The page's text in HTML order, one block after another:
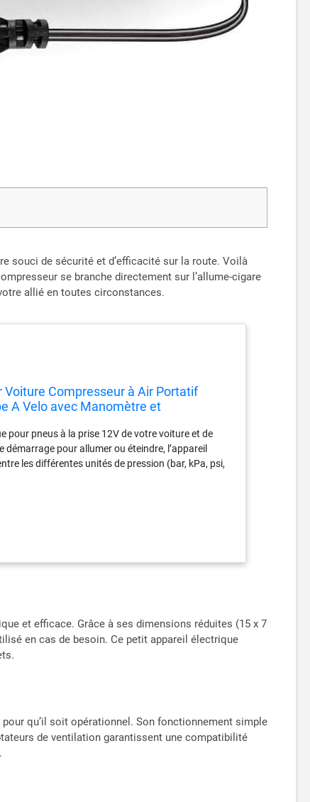
souci de sécurité et d’efficacité sur la route. Voilà
se branche directement sur l’allume-cigare
allié en toutes circonstances.
Compresseur à Air Portatif
A Velo avec Manomètre et
pour pneus à la prise 12V de votre voiture et de
pour allumer ou éteindre, l’appareil
les différentes unités de pression (bar, kPa, psi,
un pneu de voiture 195 / 65R15 de 0 à 35 psi en
compatibles avec vous pneus de voiture,
les jouets de piscine, les balles de basket-ball,
nous fournirons un nouveau remplacement ou
rencontrez des problèmes avec vos pompes de
et efficace. Grâce à ses dimensions réduites (15 x 7
en cas de besoin. Ce petit appareil électrique
qu’il soit opérationnel. Son fonctionnement simple
de ventilation garantissent une compatibilité